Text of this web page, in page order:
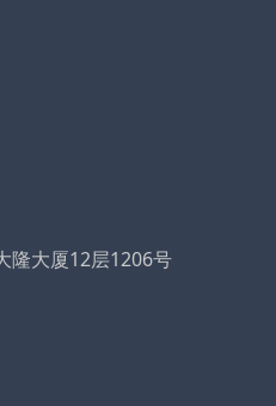
隆大厦12层1206号